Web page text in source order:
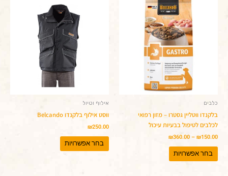
כלבים
בלקנדו ווטליין גסטרו – מזון רפואי
לכלבים לטיפול בבעיות עיכול
₪150.00
–
₪360.00
מחירים:
עד
בחר אפשרויות
זה
יש
מספר
סוגים.
ניתן
לבחור
את
האפשרויות
בעמוד
אילוף וטיול
ווסט אילוף בלקנדו Belcando
₪250.00
בחר אפשרויות
זה
יש
מספר
סוגים.
ניתן
לבחור
את
האפשרויות